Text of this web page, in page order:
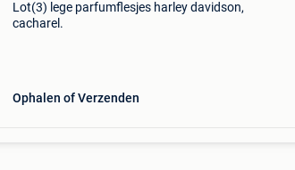
Lot(3) lege parfumflesjes harley davidson,
cacharel.
Ophalen of Verzenden